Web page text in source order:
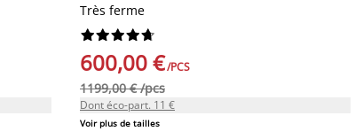
Très ferme






600,00 €/PCS
1199,00 € /pcs
Dont éco-part. 11 €
Voir plus de tailles